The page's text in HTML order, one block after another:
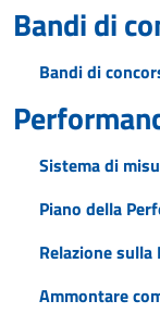
Bandi di
Bandi di
Sistema di
Piano della
Relazione
Ammontare